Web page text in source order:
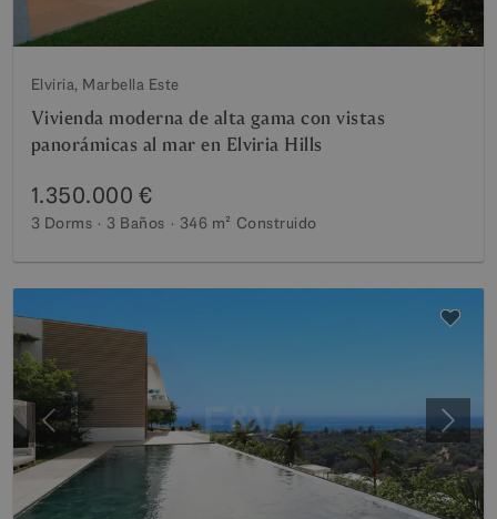
Elviria, Marbella Este
Vivienda moderna de alta gama con vistas
panorámicas al mar en Elviria Hills
1.350.000 €
3 Dorms 3 Baños 346 m² Construido
Anterior